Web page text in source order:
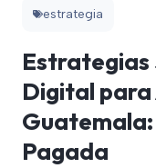
estrategia
Estrategias
Digital para
Pagada